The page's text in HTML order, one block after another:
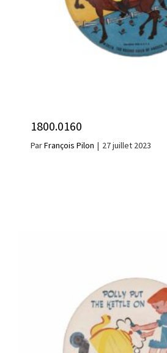
1800.0160
ParFrançois Pilon | 27 juillet 2023